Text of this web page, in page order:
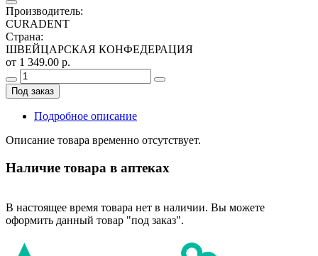
Производитель:
CURADENT
Страна:
ШВЕЙЦАРСКАЯ КОНФЕДЕРАЦИЯ
от 1 349.00 р.
Под заказ
Подробное описание
Описание товара временно отсутствует.
Наличие товара в аптеках
В настоящее время товара нет в наличии. Вы можете
оформить данный товар "под заказ".